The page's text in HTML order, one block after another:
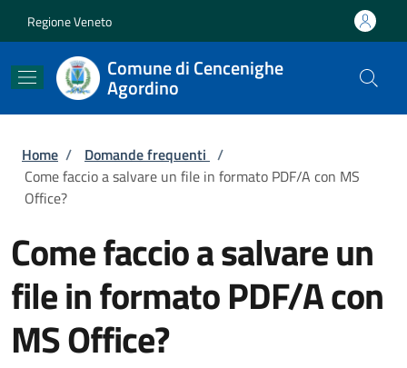
Regione Veneto
Comune di Cencenighe
Agordino
Briciole di pane
Home / Domande frequenti /
Come faccio a salvare un file in formato PDF/A con MS
Office?
Come faccio a salvare un
file in formato PDF/A con
MS Office?